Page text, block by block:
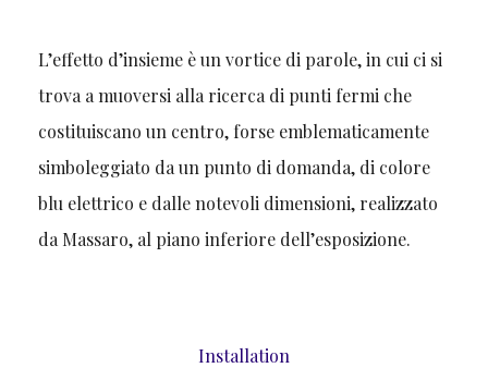
L’effetto d’insieme è un vortice di parole, in cui ci si
trova a muoversi alla ricerca di punti fermi che
costituiscano un centro, forse emblematicamente
simboleggiato da un punto di domanda, di colore
blu elettrico e dalle notevoli dimensioni, realizzato
da Massaro, al piano inferiore dell’esposizione.
Installation